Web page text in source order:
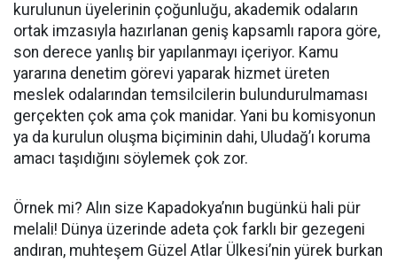
kurulunun üyelerinin çoğunluğu, akademik odaların
ortak imzasıyla hazırlanan geniş kapsamlı rapora göre,
son derece yanlış bir yapılanmayı içeriyor. Kamu
yararına denetim görevi yaparak hizmet üreten
meslek odalarından temsilcilerin bulundurulmaması
gerçekten çok ama çok manidar. Yani bu komisyonun
ya da kurulun oluşma biçiminin dahi, Uludağ’ı koruma
amacı taşıdığını söylemek çok zor.
Örnek mi? Alın size Kapadokya’nın bugünkü hali pür
melali! Dünya üzerinde adeta çok farklı bir gezegeni
andıran, muhteşem Güzel Atlar Ülkesi’nin yürek burkan